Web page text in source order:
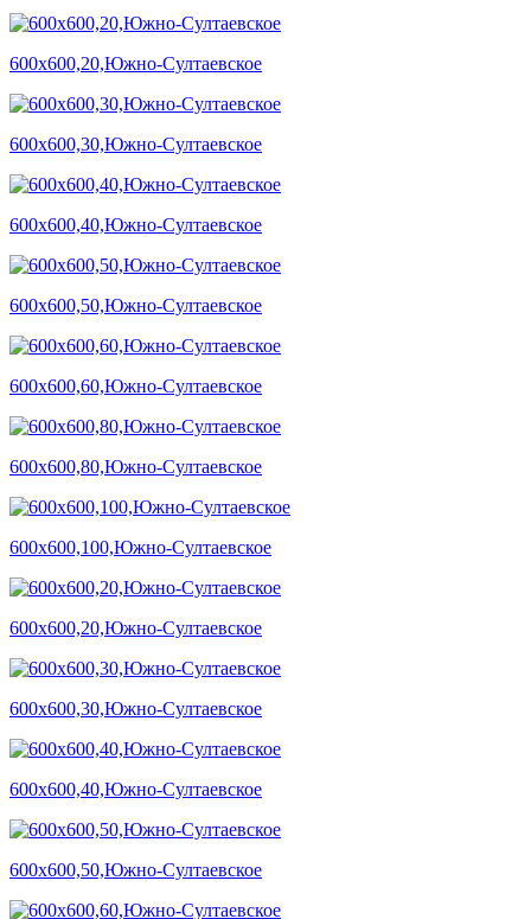
600х600,20,Южно-Султаевское
600х600,30,Южно-Султаевское
600х600,40,Южно-Султаевское
600х600,50,Южно-Султаевское
600х600,60,Южно-Султаевское
600х600,80,Южно-Султаевское
600х600,100,Южно-Султаевское
600х600,20,Южно-Султаевское
600х600,30,Южно-Султаевское
600х600,40,Южно-Султаевское
600х600,50,Южно-Султаевское